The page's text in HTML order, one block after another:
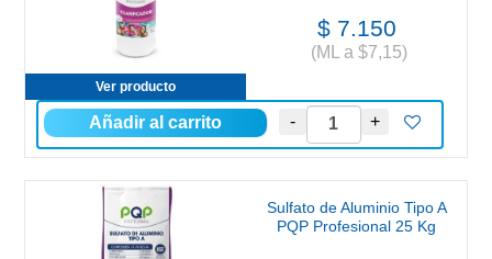
Ver producto
$ 7.150
(ML a $7,15)
Sulfato de Aluminio Tipo A
PQP Profesional 25 Kg